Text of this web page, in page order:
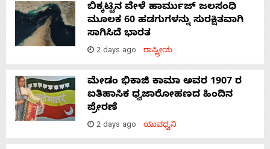
ಬಿಕ್ಕಟ್ಟಿನ ವೇಳೆ ಹಾರ್ಮುಜ್ ಜಲಸಂಧಿ
ಮೂಲಕ 60 ಹಡಗುಗಳನ್ನು ಸುರಕ್ಷಿತವಾಗಿ
ಸಾಗಿಸಿದೆ ಭಾರತ
2 days ago ರಾಷ್ಟ್ರೀಯ
ಮೇಡಂ ಭಿಕಾಜಿ ಕಾಮಾ ಅವರ 1907 ರ
ಐತಿಹಾಸಿಕ ಧ್ವಜಾರೋಹಣದ ಹಿಂದಿನ
ಪ್ರೇರಣೆ
2 days ago ಯುವಧ್ವನಿ